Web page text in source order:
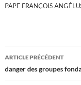
PAPE FRANÇOIS
Navigation
des
ARTICLE PRÉCÉDENT
danger des groupes